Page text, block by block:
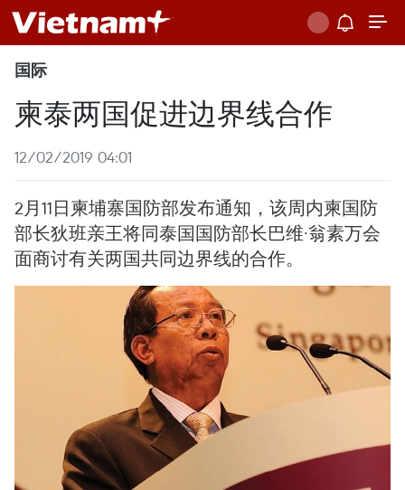
国际
柬泰两国促进边界线合作
12/02/2019 04:01
2月11日柬埔寨国防部发布通知，该周内柬国防
部长狄班亲王将同泰国国防部长巴维·翁素万会
面商讨有关两国共同边界线的合作。